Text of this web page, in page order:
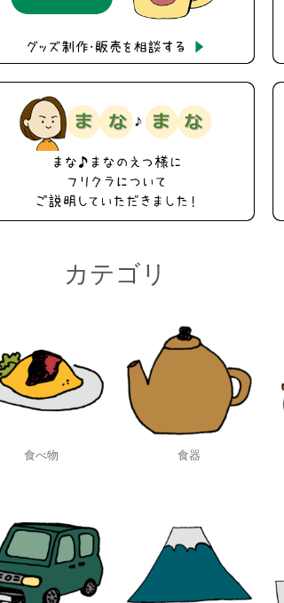
カテゴリ
食べ物 食器